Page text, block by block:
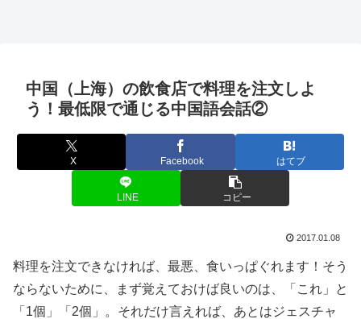
中国（上海）の飲食店で料理を注文しよ
う！最低限で通じる中国語会話②
X Facebook はてブ
LINE コピー
2017.01.08
料理を注文できなければ、最悪、食いっぱぐれます！そう
ならないために、まず覚えておけば良いのは、「これ」と
「1個」「2個」。それだけ言えれば、あとはジェスチャ